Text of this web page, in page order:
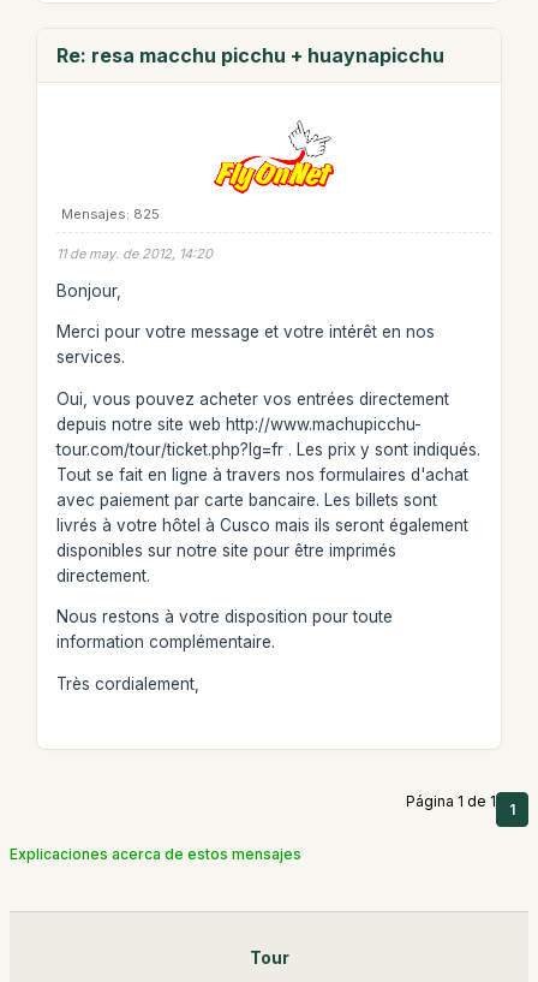
Re: resa macchu picchu + huaynapicchu
Mensajes: 825
11 de may. de 2012, 14:20
Bonjour,
Merci pour votre message et votre intérêt en nos
services.
Oui, vous pouvez acheter vos entrées directement
depuis notre site web http://www.machupicchu-
tour.com/tour/ticket.php?lg=fr . Les prix y sont indiqués.
Tout se fait en ligne à travers nos formulaires d'achat
avec paiement par carte bancaire. Les billets sont
livrés à votre hôtel à Cusco mais ils seront également
disponibles sur notre site pour être imprimés
directement.
Nous restons à votre disposition pour toute
information complémentaire.
Très cordialement,
Página 1 de 1 1
Explicaciones acerca de estos mensajes
Tour